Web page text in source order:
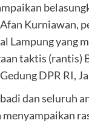
Kurniawan,
Lampung yang
taktis (rantis)
DPR RI,
dan seluruh
menyampaikan